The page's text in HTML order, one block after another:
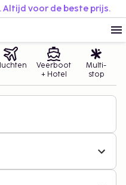
Altijd voor de beste prijs.
Veerboot
+ Hotel
Multi-
stop